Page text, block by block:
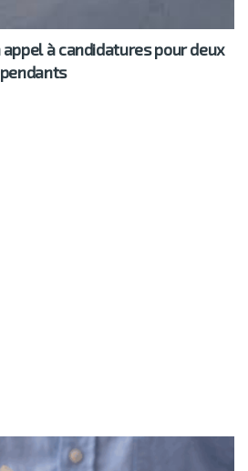
à candidatures pour deux